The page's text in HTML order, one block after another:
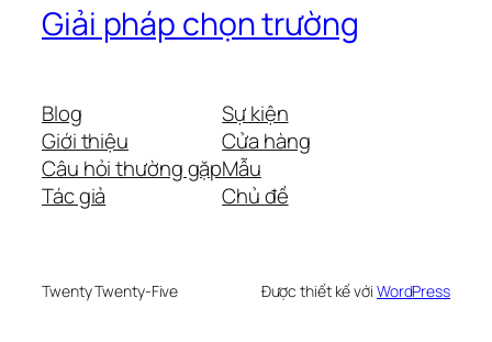
Giải pháp chọn trường
Blog
Giới thiệu
Câu hỏi thường gặp
Tác giả
Sự kiện
Cửa hàng
Mẫu
Chủ đề
Twenty Twenty-Five Được thiết kế với WordPress